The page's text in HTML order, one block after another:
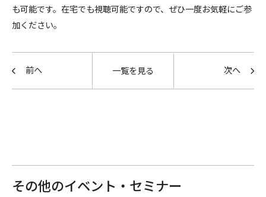
も可能です。在宅でも視聴可能ですので、ぜひ一度お気軽にご参
加ください。
前へ 一覧を見る 次へ
その他のイベント・セミナー